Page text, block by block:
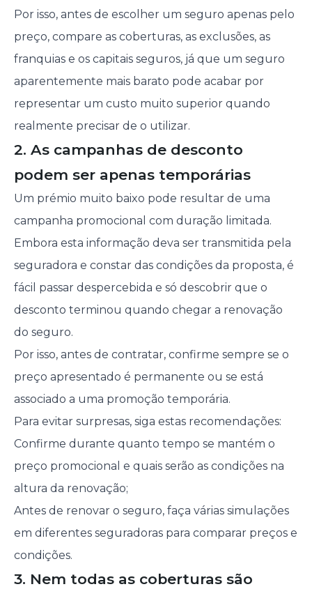
Por isso, antes de escolher um seguro apenas pelo
preço, compare as coberturas, as exclusões, as
franquias e os capitais seguros, já que um seguro
aparentemente mais barato pode acabar por
representar um custo muito superior quando
realmente precisar de o utilizar.
2. As campanhas de desconto
podem ser apenas temporárias
Um prémio muito baixo pode resultar de uma
campanha promocional com duração limitada.
Embora esta informação deva ser transmitida pela
seguradora e constar das condições da proposta, é
fácil passar despercebida e só descobrir que o
desconto terminou quando chegar a renovação
do seguro.
Por isso, antes de contratar, confirme sempre se o
preço apresentado é permanente ou se está
associado a uma promoção temporária.
Para evitar surpresas, siga estas recomendações:
Confirme durante quanto tempo se mantém o
preço promocional e quais serão as condições na
altura da renovação;
Antes de renovar o seguro, faça várias simulações
em diferentes seguradoras para comparar preços e
condições.
3. Nem todas as coberturas são